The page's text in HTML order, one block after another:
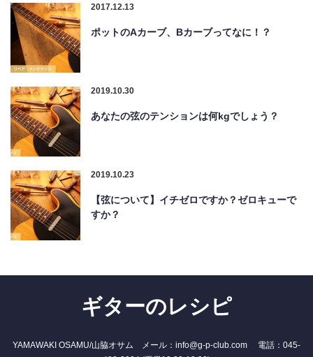
2017.12.13
ポットのAカーブ、Bカーブってなに！？
2019.10.30
あなたの弦のテンションは何kgでしょう？
2019.10.23
【弦について】イチゼロですか？ゼロキューで
すか？
ギターのレシピ
YAMAWAKI OSAMU/山脇オサム メール：info@g-p-club.com 電話：045-